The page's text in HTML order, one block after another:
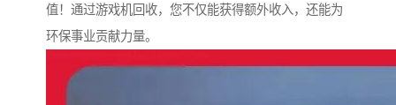
值！通过游戏机回收，您不仅能获得额外收入，还能为
环保事业贡献力量。